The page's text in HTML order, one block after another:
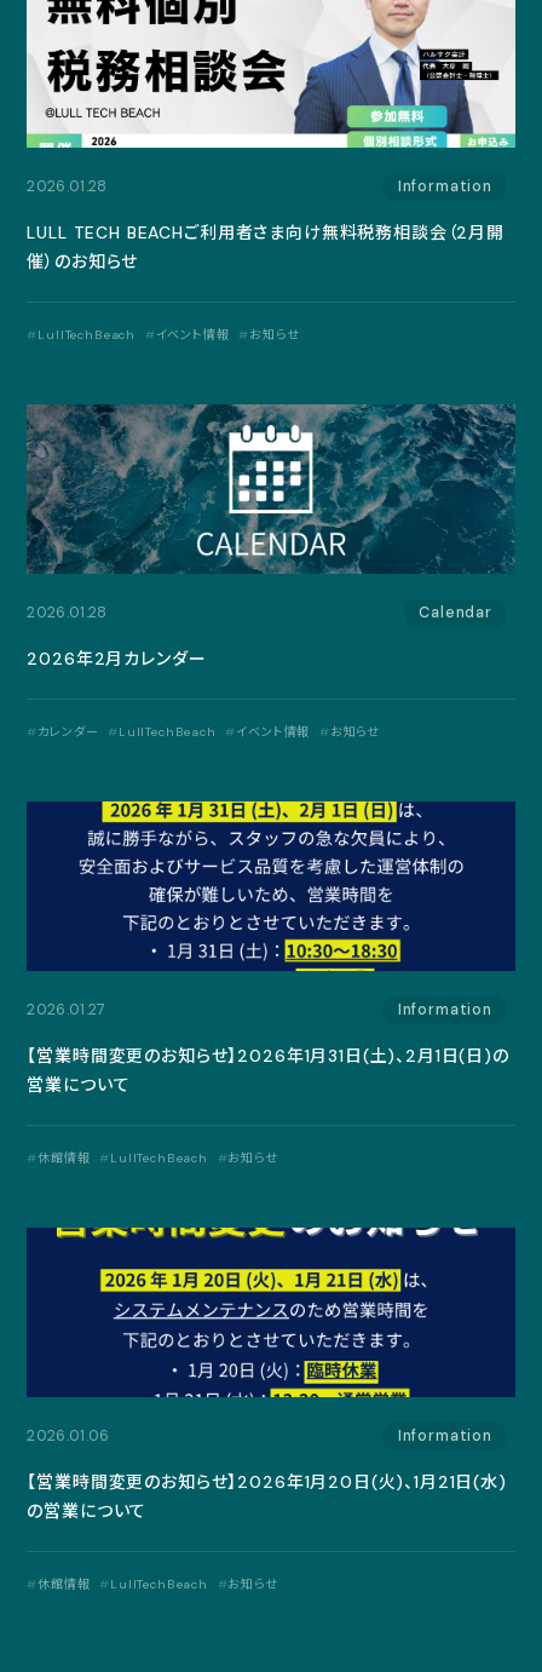
Information
2026.01.28
LULL TECH BEACHご利用者さま向け無料税務相談会（2月開
催）のお知らせ
LullTechBeach イベント情報 お知らせ
Calendar
2026.01.28
2026年2月カレンダー
カレンダー LullTechBeach イベント情報 お知らせ
Information
2026.01.27
【営業時間変更のお知らせ】2026年1月31日(土)、2月1日(日)の
営業について
休館情報 LullTechBeach お知らせ
Information
2026.01.06
【営業時間変更のお知らせ】2026年1月20日(火)、1月21日(水)
の営業について
休館情報 LullTechBeach お知らせ